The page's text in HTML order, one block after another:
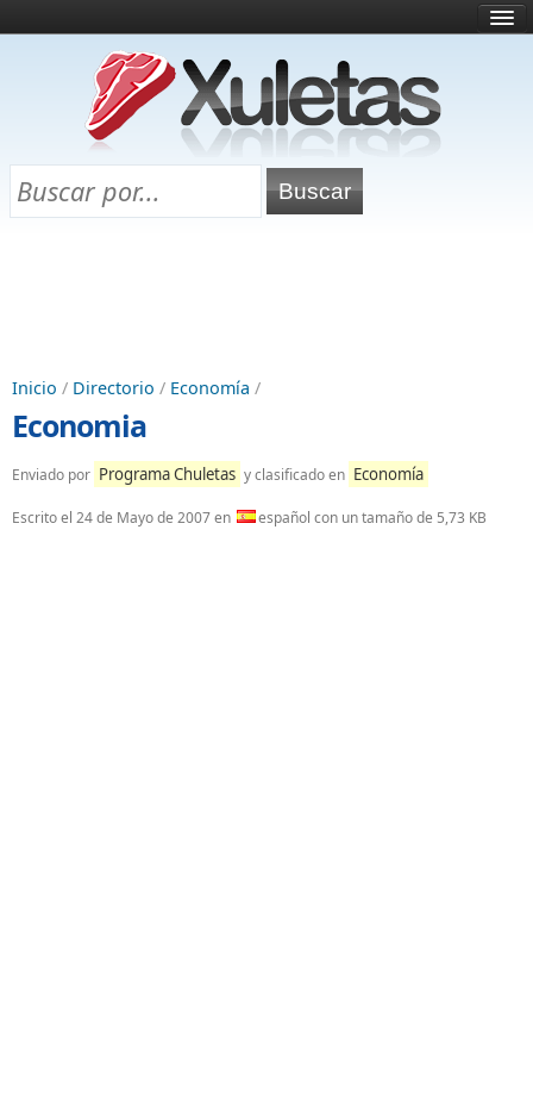
¿Qué es esto?
Directorio
Chuletas para exámenes
Inicio / Directorio / Economía /
Economia
Enviado por Programa Chuletas y clasificado en Economía
Escrito el 24 de Mayo de 2007en español con un tamaño de 5,73 KB